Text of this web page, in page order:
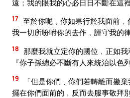
遠；我的眼我的心必日日不斷在這裡
17 至於你呢﹑你如果行於我面前
我一切所吩咐你的去作﹐謹守我的
18 那麼我就立定你的國位﹐正如我
『你子孫總必不斷有人來統治以色
19
「但是你們﹑你們若轉離而撇
擺在你們面前的﹐反而去服事敬拜